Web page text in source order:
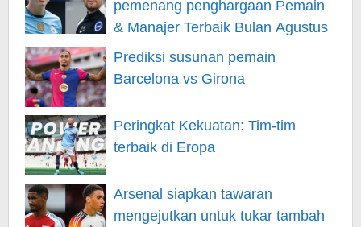
pemenang penghargaan Pemain
& Manajer Terbaik Bulan Agustus
Prediksi susunan pemain
Barcelona vs Girona
Peringkat Kekuatan: Tim-tim
terbaik di Eropa
Arsenal siapkan tawaran
mengejutkan untuk tukar tambah